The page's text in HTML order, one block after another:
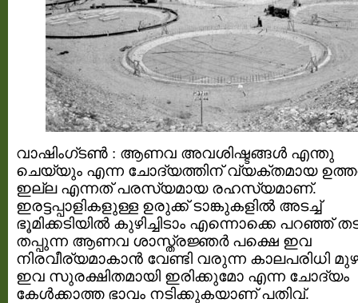
വാഷിംഗ്ടൺ : ആണവ അവശിഷ്ടങ്ങൾ എന്തു
ചെയ്യും എന്ന ചോദ്യത്തിന് വ്യക്തമായ
ഇല്ല എന്നത് പരസ്യമായ രഹസ്യമാണ്.
ഇരട്ടപ്പാളികളുള്ള ഉരുക്ക് ടാങ്കുകളിൽ അടച്ച്
ഭൂമിക്കടിയിൽ കുഴിച്ചിടാം എന്നൊക്കെ പറഞ്ഞ്
തപ്പുന്ന ആണവ ശാസ്ത്രജ്ഞർ പക്ഷെ ഇവ
നിരവീര്യമാകാൻ വേണ്ടി വരുന്ന കാലപരിധി
ഇവ സുരക്ഷിതമായി ഇരിക്കുമോ എന്ന ചോദ്യം
കേൾക്കാത്ത ഭാവം നടിക്കുകയാണ് പതിവ്.